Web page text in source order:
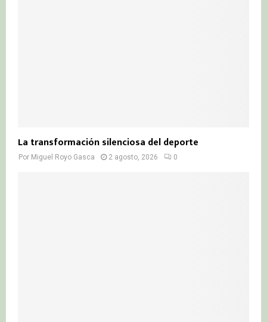
La transformación silenciosa del deporte
Por Miguel Royo Gasca 2 agosto, 2026 0